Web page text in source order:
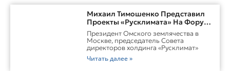
Михаил Тимошенко Представил
Проекты «Русклимата» На Форуме
России И Казахстана
Президент Омского землячества в
Москве, председатель Совета
директоров холдинга «Русклимат»
Читать далее »